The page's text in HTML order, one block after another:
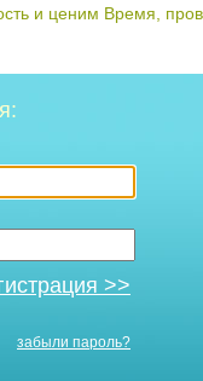
и ценим Время,
>>
забыли пароль?